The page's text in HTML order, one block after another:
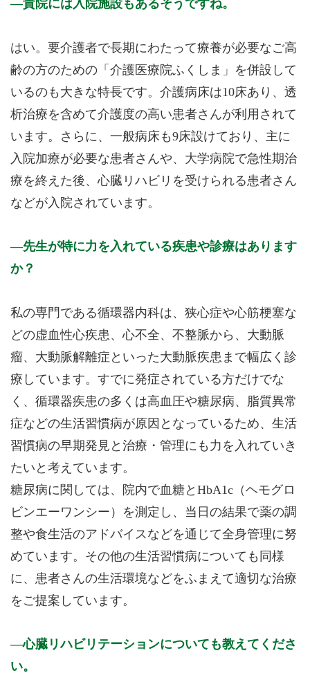
貴院には入院施設もあるそうですね。
はい。要介護者で長期にわたって療養が必要なご高
齢の方のための「介護医療院ふくしま」を併設して
いるのも大きな特長です。介護病床は10床あり、透
析治療を含めて介護度の高い患者さんが利用されて
います。さらに、一般病床も9床設けており、主に
入院加療が必要な患者さんや、大学病院で急性期治
療を終えた後、心臓リハビリを受けられる患者さん
などが入院されています。
先生が特に力を入れている疾患や診療はあります
か？
私の専門である循環器内科は、狭心症や心筋梗塞な
どの虚血性心疾患、心不全、不整脈から、大動脈
瘤、大動脈解離症といった大動脈疾患まで幅広く診
療しています。すでに発症されている方だけでな
く、循環器疾患の多くは高血圧や糖尿病、脂質異常
症などの生活習慣病が原因となっているため、生活
習慣病の早期発見と治療・管理にも力を入れていき
たいと考えています。
糖尿病に関しては、院内で血糖とHbA1c（ヘモグロ
ビンエーワンシー）を測定し、当日の結果で薬の調
整や食生活のアドバイスなどを通じて全身管理に努
めています。その他の生活習慣病についても同様
に、患者さんの生活環境などをふまえて適切な治療
をご提案しています。
心臓リハビリテーションについても教えてくださ
い。